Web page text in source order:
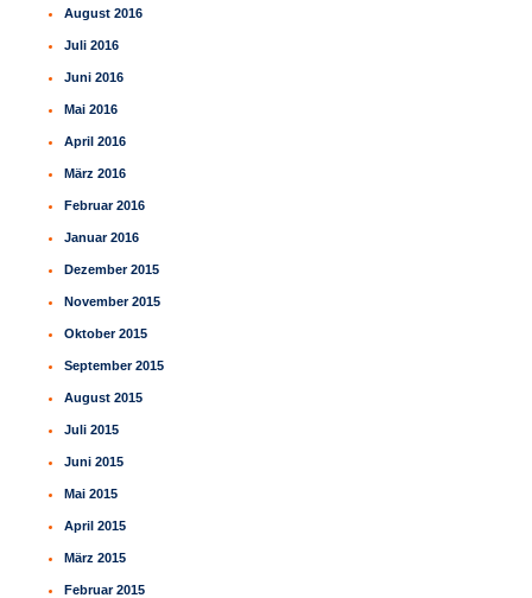
August 2016
Juli 2016
Juni 2016
Mai 2016
April 2016
März 2016
Februar 2016
Januar 2016
Dezember 2015
November 2015
Oktober 2015
September 2015
August 2015
Juli 2015
Juni 2015
Mai 2015
April 2015
März 2015
Februar 2015